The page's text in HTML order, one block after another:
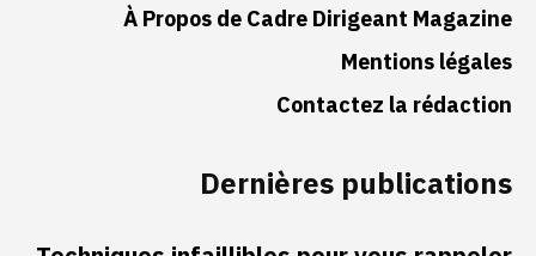
À Propos de Cadre Dirigeant Magazine
Mentions légales
Contactez la rédaction
Dernières publications